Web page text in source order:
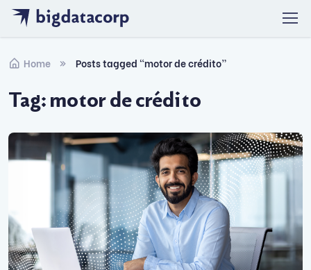
Skip to navigation
Skip to content
Home Posts tagged “motor de crédito”
Tag: motor de crédito